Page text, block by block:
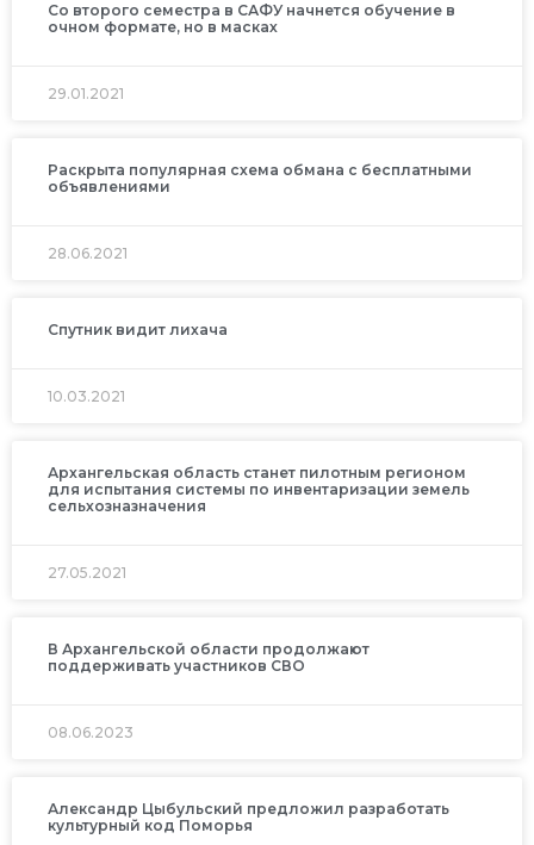
Со второго семестра в САФУ начнется обучение в
очном формате, но в масках
29.01.2021
Раскрыта популярная схема обмана с бесплатными
объявлениями
28.06.2021
Спутник видит лихача
10.03.2021
Архангельская область станет пилотным регионом
для испытания системы по инвентаризации земель
сельхозназначения
27.05.2021
В Архангельской области продолжают
поддерживать участников СВО
08.06.2023
Александр Цыбульский предложил разработать
культурный код Поморья